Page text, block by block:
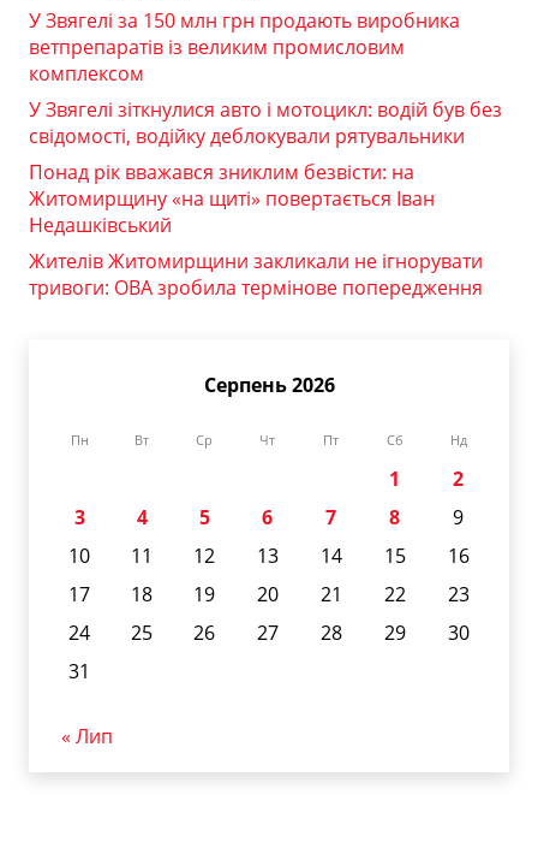
У Звягелі за 150 млн грн продають виробника
ветпрепаратів із великим промисловим
комплексом
У Звягелі зіткнулися авто і мотоцикл: водій був без
свідомості, водійку деблокували рятувальники
Понад рік вважався зниклим безвісти: на
Житомирщину «на щиті» повертається Іван
Недашківський
Жителів Житомирщини закликали не ігнорувати
тривоги: ОВА зробила термінове попередження
Серпень 2026
Пн Вт Ср Чт Пт Сб Нд
1
2
3
4 5 6 7 8
9
10
11 12 13 14 15
16
17
18 19 20 21 22
23
24
25 26 27 28 29
30
31
« Лип